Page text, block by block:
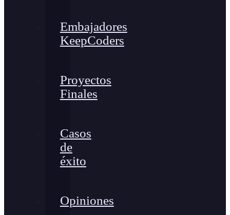
Embajadores
KeepCoders
Proyectos
Finales
Casos
de
éxito
Opiniones